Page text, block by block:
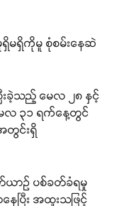
မရှိကိုမူ စုံစမ်းနေဆဲ
းခဲ့သည့် မေလ ၂၈ နှင့်
လ ၃၁ ရက်နေ့တွင်
တွင်းရှိ
ယာဉ် ပစ်ခတ်ခံရမှု
ေပြီး အထူးသဖြင့်